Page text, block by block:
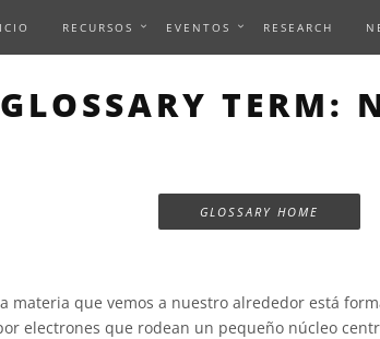
RECURSOS EVENTOS RESEARCH
GLOSSARY TERM:
GLOSSARY HOME
materia que vemos a nuestro alrededor está
electrones que rodean un pequeño núcleo